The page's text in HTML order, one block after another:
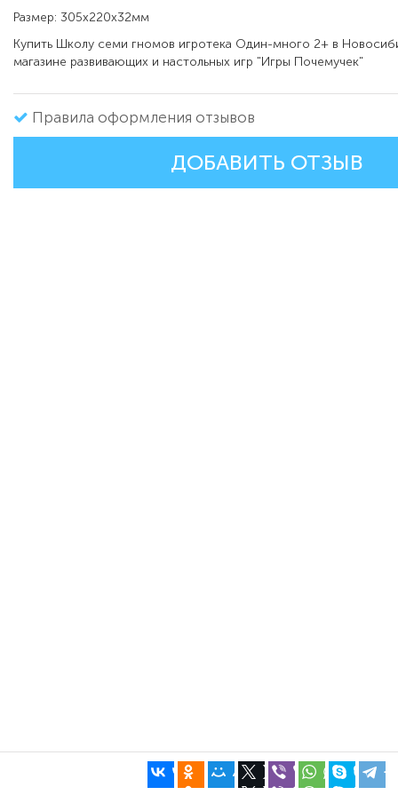
Размер: 305x220x32мм
Купить Школу семи гномов игротека Один-много 2+ в
магазине развивающих и настольных игр "Игры Почемучек"
Правила оформления отзывов
ДОБАВИТЬ ОТЗЫВ